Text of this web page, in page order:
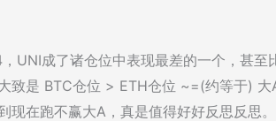
UNI成了诸仓位中表现最差的一个，甚至
致是 BTC仓位 > ETH仓位 ~=(约等于)
现在跑不赢大A，真是值得好好反思反思。